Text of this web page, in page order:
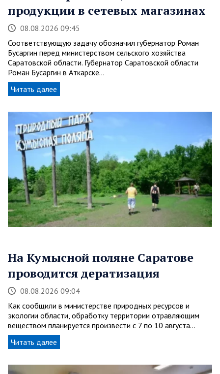
продукции в сетевых магазинах
08.08.2026 09:45
Соответствующую задачу обозначил губернатор Роман
Бусаргин перед министерством сельского хозяйства
Саратовской области. Губернатор Саратовской области
Роман Бусаргин в Аткарске…
Читать далее
На Кумысной поляне Саратове
проводится дератизация
08.08.2026 09:04
Как сообщили в министерстве природных ресурсов и
экологии области, обработку территории отравляющим
веществом планируется произвести с 7 по 10 августа…
Читать далее